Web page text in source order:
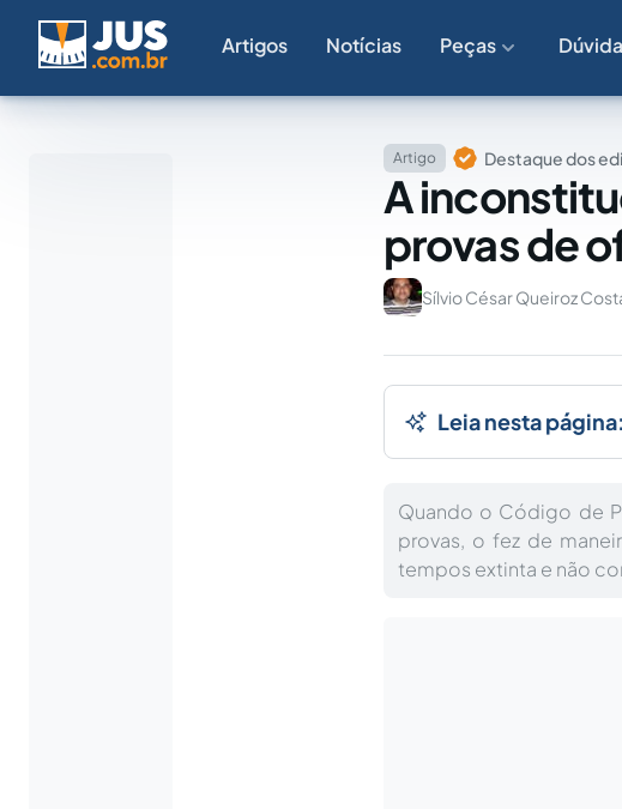
Artigos Notícias Peças
Artigo Destaque dos
A
provas de
Sílvio César Queiroz
Leia nesta página:
Quando o Código de
provas, o fez de
tempos extinta e não